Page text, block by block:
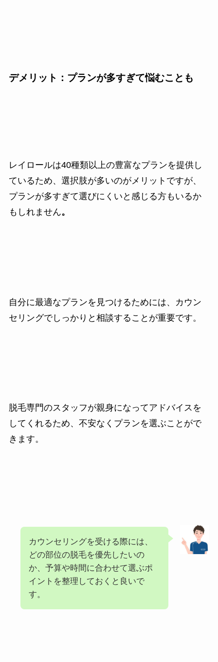
デメリット：プランが多すぎて悩むことも
レイロールは40種類以上の豊富なプランを提供し
ているため、選択肢が多いのがメリットですが、
プランが多すぎて選びにくいと感じる方もいるか
もしれません。
自分に最適なプランを見つけるためには、カウン
セリングでしっかりと相談することが重要です。
脱毛専門のスタッフが親身になってアドバイスを
してくれるため、不安なくプランを選ぶことがで
きます。
カウンセリングを受ける際には、
どの部位の脱毛を優先したいの
か、予算や時間に合わせて選ぶポ
イントを整理しておくと良いで
す。